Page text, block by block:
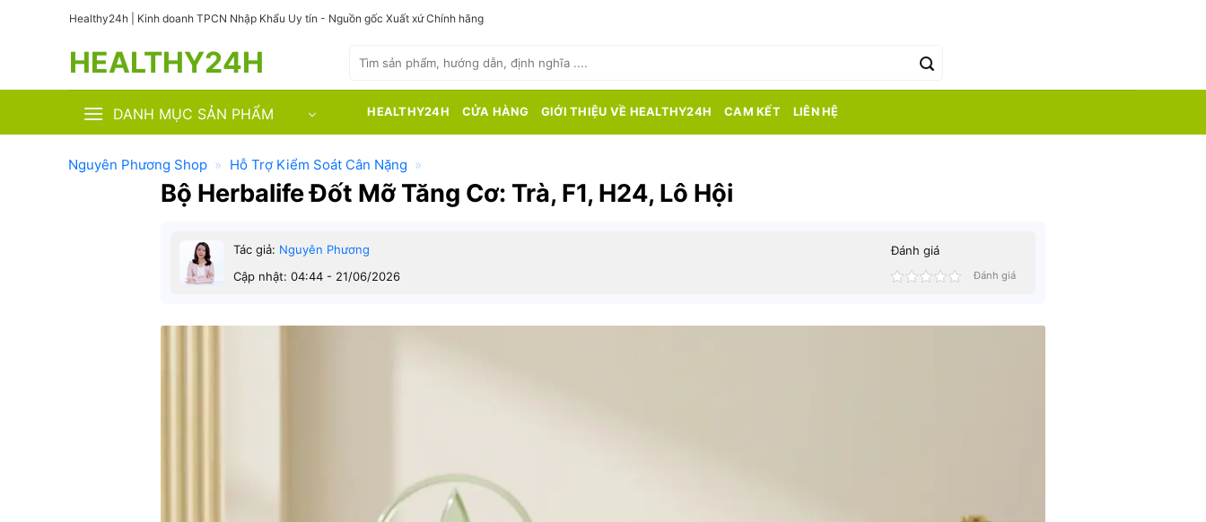
Healthy24h | Kinh doanh TPCN Nhập Khẩu Uy tín - Nguồn gốc Xuất xứ Chính hãng
HEALTHY24H
kiếm:
DANH MỤC SẢN PHẨM HEALTHY24H CỬA HÀNG GIỚI THIỆU VỀ HEALTHY24H CAM KẾT LIÊN HỆ
Nguyên Phương Shop » Hỗ Trợ Kiểm Soát Cân Nặng »
Bộ Herbalife Đốt Mỡ Tăng Cơ: Trà, F1, H24, Lô Hội
Tác giả: Nguyên Phương
Cập nhật: 04:44 - 21/06/2026
Đánh giá
Đánh giá